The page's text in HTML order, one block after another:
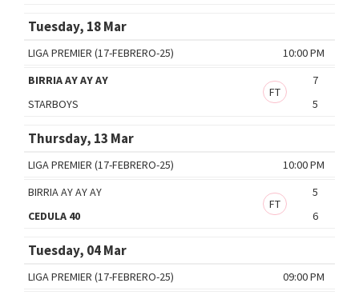
Tuesday, 18 Mar
10:00 PM
LIGA PREMIER (17-FEBRERO-25)
BIRRIA AY AY AY
7
FT
STARBOYS
5
Thursday, 13 Mar
10:00 PM
LIGA PREMIER (17-FEBRERO-25)
BIRRIA AY AY AY
5
FT
CEDULA 40
6
Tuesday, 04 Mar
09:00 PM
LIGA PREMIER (17-FEBRERO-25)